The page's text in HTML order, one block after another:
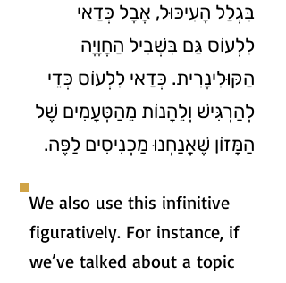
בִּגְלַל הָעִיכּוּל, אֲבָל כְּדַאי
לִלְעוֹס גַּם בִּשְׁבִיל הַחֲוָיָה
הַקּוּלִינָרִית. כְּדַאי לִלְעוֹס כְּדֵי
לְהַרְגִּישׁ וְלֵהָנוֹת מֵהַטְּעָמִים שֶׁל
הַמָּזוֹן שֶׁאֲנַחְנוּ מַכְנִיסִים לַפֶּה.
We also use this infinitive
figuratively. For instance, if
we’ve talked about a topic